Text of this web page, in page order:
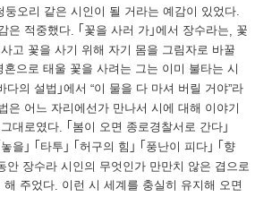
둥오리 같은 시인이 될 거라는 예감이 있었다.
은 적중했다
｢ 꽃을 사러 가 ｣에서 장수라는
꽃
고 꽃을 사기 위해 자기 몸을 그림자로 바꿀
혼으로 태울 꽃을 사려는 그는 이미 불타는 시
다의 설법 ｣에서 “이 물을 다 마셔 버릴 거야”라
은 어느 자리에선가 만나서 시에 대해 이야기
대로였다
｢ 봄이 오면 종로경찰서로 간다 ｣
놓을 ｣ ｢ 타투 ｣ ｢ 허구의 힘 ｣ ｢ 풍난이 피다 ｣ ｢ 향
안 장수라 시인의 무엇인가 만만치 않은 겹으로
해 주었다 이런 시 세계를 충실히 유지해 오면